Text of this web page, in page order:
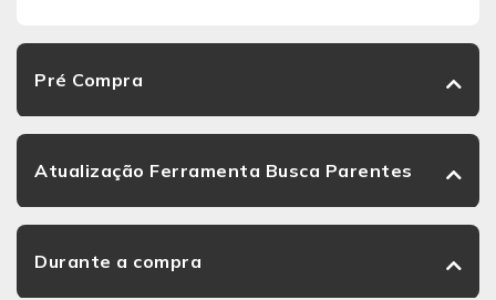
Pré Compra
Atualização Ferramenta Busca Parentes
Durante a compra